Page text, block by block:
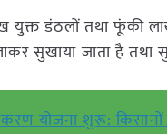
युक्त डंठलों तथा फूंकी
सुखाया जाता है
योजना शुरू: